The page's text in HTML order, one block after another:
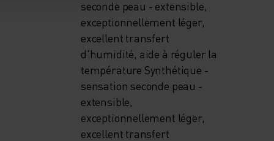
seconde peau - extensible,
exceptionnellement léger,
excellent transfert
d'humidité, aide à réguler la
température Synthétique -
sensation seconde peau -
extensible,
exceptionnellement léger,
excellent transfert